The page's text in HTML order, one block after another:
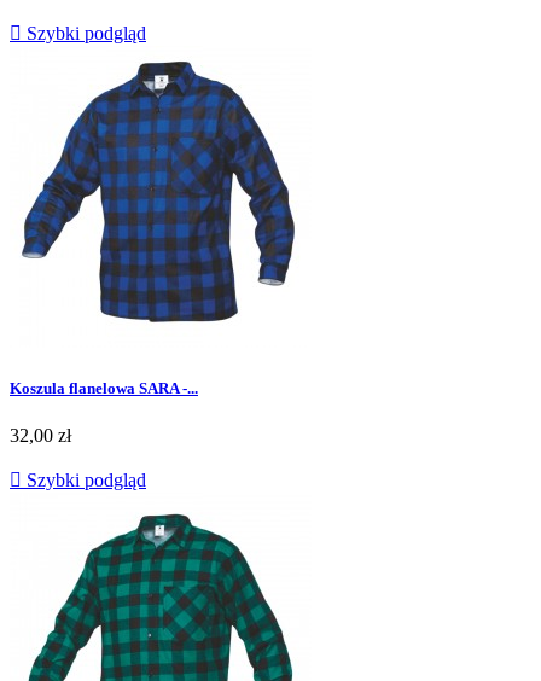
 Szybki podgląd
Koszula flanelowa SARA -...
Cena
32,00 zł
 Szybki podgląd